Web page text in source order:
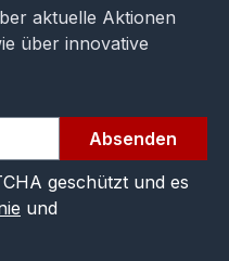
aktuelle Aktionen
über innovative
Absenden
geschützt und es
und